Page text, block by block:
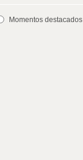
Momentos destacados